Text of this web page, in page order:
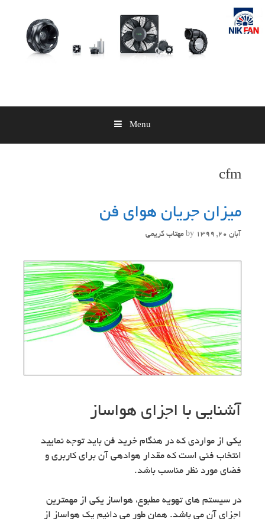
Skip
content
Menu
cfm
میزان جریان هوای فن
آبان 20, 1399 by مهتاب کریمی
آشنایی با اجزای هواساز
یکی از مواردی که در هنگام خرید فن باید توجه نمایید
انتخاب فنی است که مقدار هوادهی آن برای کاربری و
فضای مورد نظر مناسب باشد.
در سیستم های تهویه مطبوع، هواساز یکی از مهمترین
اجزای آن می باشد. همان طور می دانیم یک هواساز از